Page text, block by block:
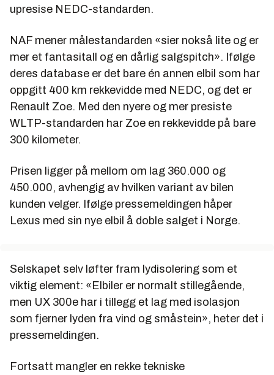
upresise NEDC-standarden.
NAF mener målestandarden «sier nokså lite og er
mer et fantasitall og en dårlig salgspitch». Ifølge
deres database er det bare én annen elbil som har
oppgitt 400 km rekkevidde med NEDC, og det er
Renault Zoe. Med den nyere og mer presiste
WLTP-standarden har Zoe en rekkevidde på bare
300 kilometer.
Prisen ligger på mellom om lag 360.000 og
450.000, avhengig av hvilken variant av bilen
kunden velger. Ifølge pressemeldingen håper
Lexus med sin nye elbil å doble salget i Norge.
Selskapet selv løfter fram lydisolering som et
viktig element: «Elbiler er normalt stillegående,
men UX 300e har i tillegg et lag med isolasjon
som fjerner lyden fra vind og småstein», heter det i
pressemeldingen.
Fortsatt mangler en rekke tekniske